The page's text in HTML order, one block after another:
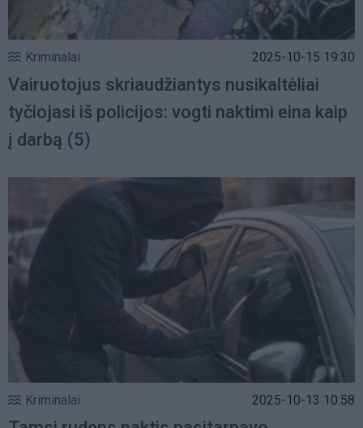
Kriminalai 2025-10-15 19:30
Vairuotojus skriaudžiantys nusikaltėliai
tyčiojasi iš policijos: vogti naktimi eina kaip
į darbą (5)
Kriminalai 2025-10-13 10:58